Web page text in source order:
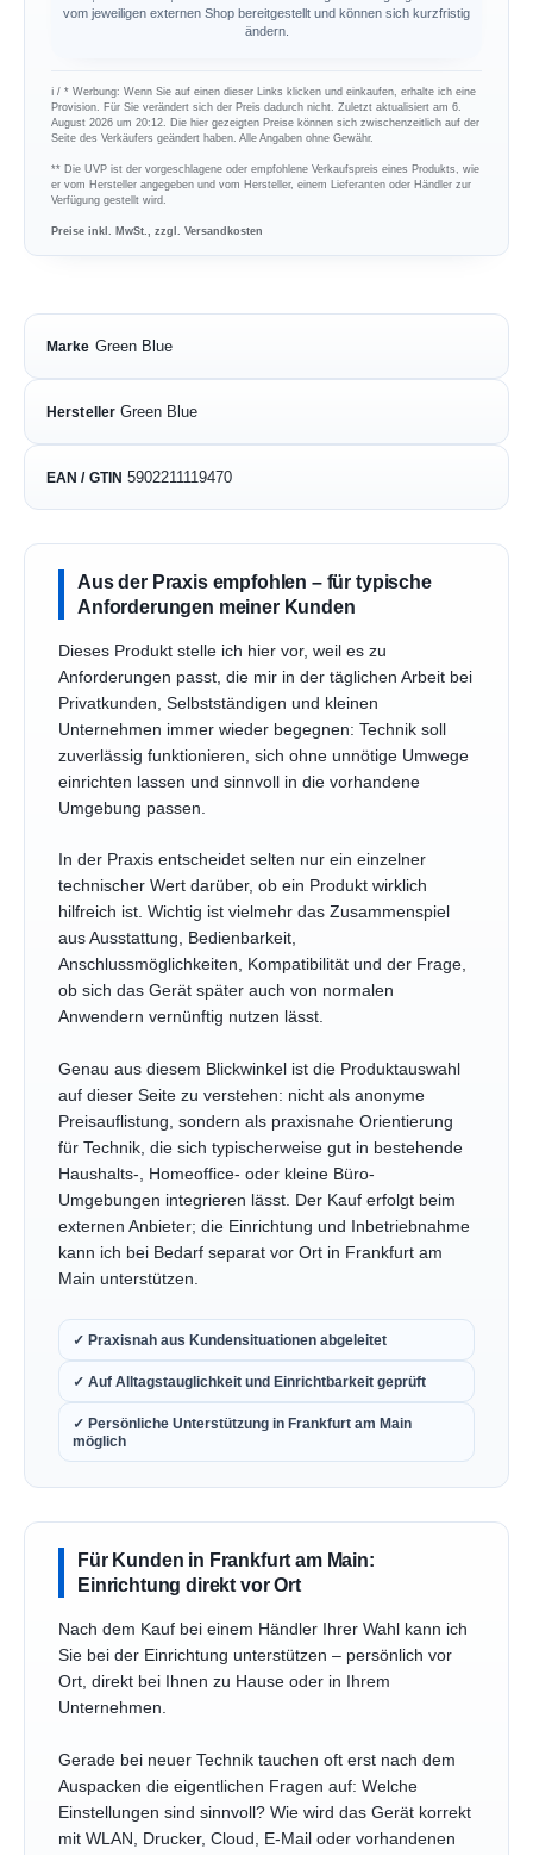
vom jeweiligen externen Shop bereitgestellt und können sich kurzfristig
ändern.
ℹ︎ / * Werbung: Wenn Sie auf einen dieser Links klicken und einkaufen, erhalte ich eine
Provision. Für Sie verändert sich der Preis dadurch nicht. Zuletzt aktualisiert am 6.
August 2026 um 20:12. Die hier gezeigten Preise können sich zwischenzeitlich auf der
Seite des Verkäufers geändert haben. Alle Angaben ohne Gewähr.
** Die UVP ist der vorgeschlagene oder empfohlene Verkaufspreis eines Produkts, wie
er vom Hersteller angegeben und vom Hersteller, einem Lieferanten oder Händler zur
Verfügung gestellt wird.
Preise inkl. MwSt., zzgl. Versandkosten
Marke Green Blue
Hersteller Green Blue
EAN / GTIN 5902211119470
Aus der Praxis empfohlen – für typische
Anforderungen meiner Kunden
Dieses Produkt stelle ich hier vor, weil es zu
Anforderungen passt, die mir in der täglichen Arbeit bei
Privatkunden, Selbstständigen und kleinen
Unternehmen immer wieder begegnen: Technik soll
zuverlässig funktionieren, sich ohne unnötige Umwege
einrichten lassen und sinnvoll in die vorhandene
Umgebung passen.
In der Praxis entscheidet selten nur ein einzelner
technischer Wert darüber, ob ein Produkt wirklich
hilfreich ist. Wichtig ist vielmehr das Zusammenspiel
aus Ausstattung, Bedienbarkeit,
Anschlussmöglichkeiten, Kompatibilität und der Frage,
ob sich das Gerät später auch von normalen
Anwendern vernünftig nutzen lässt.
Genau aus diesem Blickwinkel ist die Produktauswahl
auf dieser Seite zu verstehen: nicht als anonyme
Preisauflistung, sondern als praxisnahe Orientierung
für Technik, die sich typischerweise gut in bestehende
Haushalts-, Homeoffice- oder kleine Büro-
Umgebungen integrieren lässt. Der Kauf erfolgt beim
externen Anbieter; die Einrichtung und Inbetriebnahme
kann ich bei Bedarf separat vor Ort in Frankfurt am
Main unterstützen.
✓ Praxisnah aus Kundensituationen abgeleitet
✓ Auf Alltagstauglichkeit und Einrichtbarkeit geprüft
✓ Persönliche Unterstützung in Frankfurt am Main
möglich
Für Kunden in Frankfurt am Main:
Einrichtung direkt vor Ort
Nach dem Kauf bei einem Händler Ihrer Wahl kann ich
Sie bei der Einrichtung unterstützen – persönlich vor
Ort, direkt bei Ihnen zu Hause oder in Ihrem
Unternehmen.
Gerade bei neuer Technik tauchen oft erst nach dem
Auspacken die eigentlichen Fragen auf: Welche
Einstellungen sind sinnvoll? Wie wird das Gerät korrekt
mit WLAN, Drucker, Cloud, E-Mail oder vorhandenen